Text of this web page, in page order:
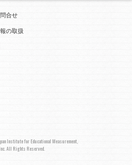
合せ
の取扱
Institute for Educational Measurement,
Inc. All Rights Reserved.